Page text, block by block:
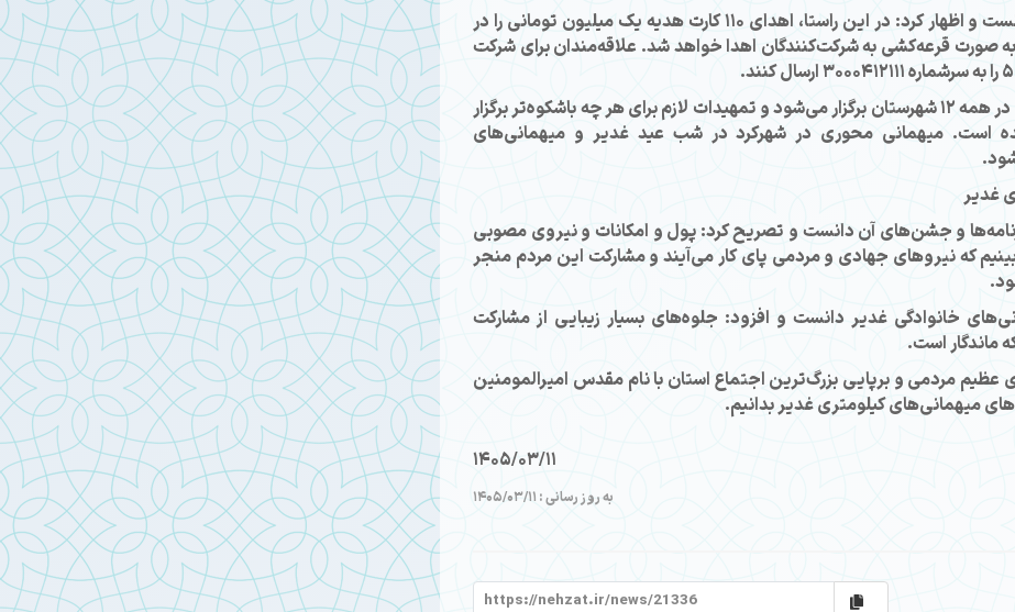
کاظمی‌نیا هدیه دادن را یکی از آداب غدیر دانست و اظهار کرد: در این راستا، اهدای ۱۱۰ کارت هدیه یک میلیون تومانی را در
صورت قرعه‌کشی به شرکت‌کنندگان اهدا خواهد شد. علاقه‌مندان برای شرکت
این فعال فرهنگی بیان کرد: میهمانی خیابانی در همه ۱۲ شهرستان برگزار می‌شود و تمهیدات لازم برای هر چه باشکوه‌تر برگزار
است. میهمانی محوری در شهرکرد در شب عید غدیر و میهمانی‌های
غدیر
و جشن‌های آن دانست و تصریح کرد: پول و امکانات و نیروی مصوبی
که نیروهای جهادی و مردمی پای کار می‌آیند و مشارکت این مردم منجر
خانوادگی غدیر دانست و افزود: جلوه‌های بسیار زیبایی از مشارکت
ماندگار است.
عظیم مردمی و برپایی بزرگ‌ترین اجتماع استان با نام مقدس امیرالمومنین
میهمانی‌های کیلومتری غدیر بدانیم.
1405/03/11
به روز رسانی : 1405/03/11